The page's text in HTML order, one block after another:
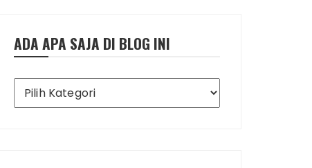
ADA APA SAJA DI BLOG INI
Ada
Apa